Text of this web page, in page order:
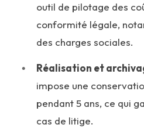
outil de pilotage des
conformité légale,
des charges sociales.
Réalisation et
impose une
pendant 5 ans, ce qui
cas de litige.